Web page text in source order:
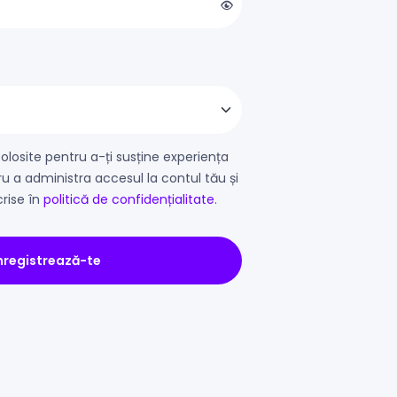
pentru a-ți susține experiența
a administra accesul la contul tău și
în politică de confidențialitate.
te